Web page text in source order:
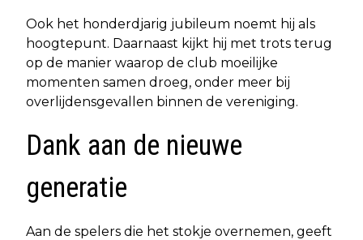
Ook het honderdjarig jubileum noemt hij als
hoogtepunt. Daarnaast kijkt hij met trots terug
op de manier waarop de club moeilijke
momenten samen droeg, onder meer bij
overlijdensgevallen binnen de vereniging.
Dank aan de nieuwe
generatie
Aan de spelers die het stokje overnemen, geeft